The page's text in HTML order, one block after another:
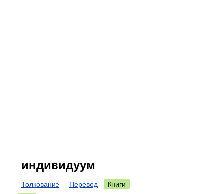
индивидуум
Толкование Перевод
Книги